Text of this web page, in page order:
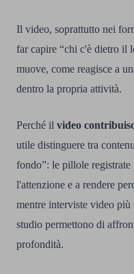
Il video, soprattutto nei
far capire “chi c'è dietro il
muove, come reagisce a
dentro la propria attività.
Perché il video
utile distinguere tra
fondo”: le pillole registrate
l'attenzione e a rendere
mentre interviste video
studio permettono di
profondità.